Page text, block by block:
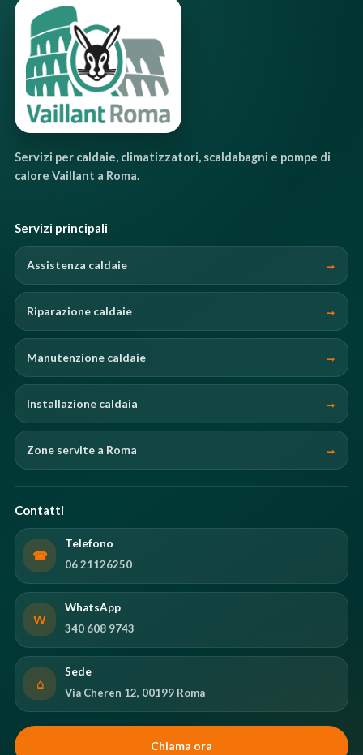
Servizi per caldaie, climatizzatori, scaldabagni e pompe di
calore Vaillant a Roma.
Servizi principali
Assistenza caldaie
Riparazione caldaie
Manutenzione caldaie
Installazione caldaia
Zone servite a Roma
Contatti
☎
Telefono
06 21126250
W
WhatsApp
340 608 9743
⌂
Sede
Via Cheren 12, 00199 Roma
Chiama ora